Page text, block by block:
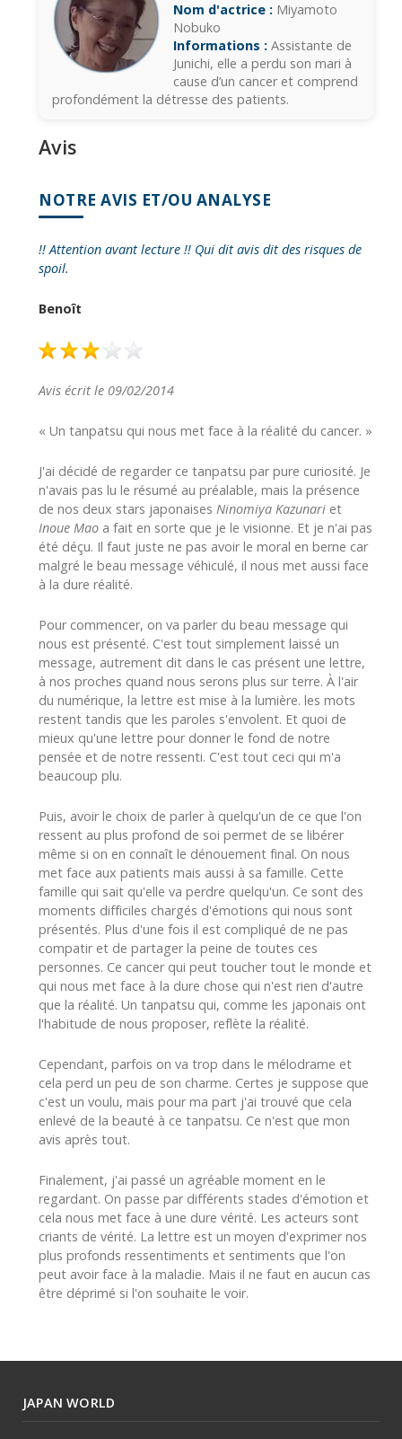
Nom d'actrice : Miyamoto
Nobuko
Informations : Assistante de
Junichi, elle a perdu son mari à
cause d’un cancer et comprend
profondément la détresse des patients.
Avis
NOTRE AVIS ET/OU ANALYSE
!! Attention avant lecture !! Qui dit avis dit des risques de
spoil.
Benoît
Avis écrit le 09/02/2014
« Un tanpatsu qui nous met face à la réalité du cancer. »
J'ai décidé de regarder ce tanpatsu par pure curiosité. Je
n'avais pas lu le résumé au préalable, mais la présence
de nos deux stars japonaises Ninomiya Kazunari et
Inoue Mao a fait en sorte que je le visionne. Et je n'ai pas
été déçu. Il faut juste ne pas avoir le moral en berne car
malgré le beau message véhiculé, il nous met aussi face
à la dure réalité.
Pour commencer, on va parler du beau message qui
nous est présenté. C'est tout simplement laissé un
message, autrement dit dans le cas présent une lettre,
à nos proches quand nous serons plus sur terre. À l'air
du numérique, la lettre est mise à la lumière. les mots
restent tandis que les paroles s'envolent. Et quoi de
mieux qu'une lettre pour donner le fond de notre
pensée et de notre ressenti. C'est tout ceci qui m'a
beaucoup plu.
Puis, avoir le choix de parler à quelqu'un de ce que l'on
ressent au plus profond de soi permet de se libérer
même si on en connaît le dénouement final. On nous
met face aux patients mais aussi à sa famille. Cette
famille qui sait qu'elle va perdre quelqu'un. Ce sont des
moments difficiles chargés d'émotions qui nous sont
présentés. Plus d'une fois il est compliqué de ne pas
compatir et de partager la peine de toutes ces
personnes. Ce cancer qui peut toucher tout le monde et
qui nous met face à la dure chose qui n'est rien d'autre
que la réalité. Un tanpatsu qui, comme les japonais ont
l'habitude de nous proposer, reflète la réalité.
Cependant, parfois on va trop dans le mélodrame et
cela perd un peu de son charme. Certes je suppose que
c'est un voulu, mais pour ma part j'ai trouvé que cela
enlevé de la beauté à ce tanpatsu. Ce n'est que mon
avis après tout.
Finalement, j'ai passé un agréable moment en le
regardant. On passe par différents stades d'émotion et
cela nous met face à une dure vérité. Les acteurs sont
criants de vérité. La lettre est un moyen d'exprimer nos
plus profonds ressentiments et sentiments que l'on
peut avoir face à la maladie. Mais il ne faut en aucun cas
être déprimé si l'on souhaite le voir.
JAPAN WORLD